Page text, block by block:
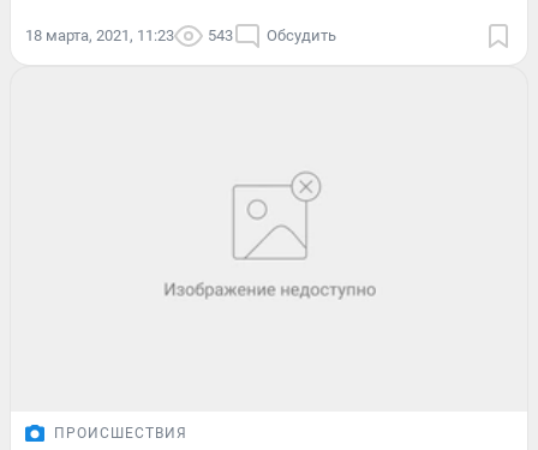
18 марта, 2021, 11:23 543 Обсудить
ПРОИСШЕСТВИЯ